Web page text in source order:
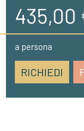
• a partire da 4
• massaggio
• 1 massaggio
435,00
a persona
RICHIEDI